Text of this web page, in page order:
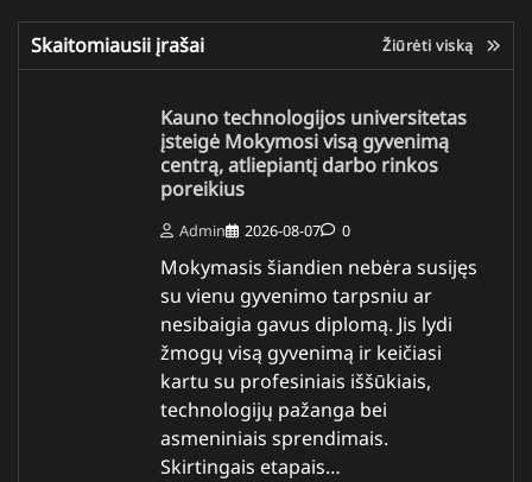
Skaitomiausii įrašai Žiūrėti viską
Kauno technologijos universitetas
įsteigė Mokymosi visą gyvenimą
centrą, atliepiantį darbo rinkos
poreikius
Admin 2026-08-07 0
Mokymasis šiandien nebėra susijęs
su vienu gyvenimo tarpsniu ar
nesibaigia gavus diplomą. Jis lydi
žmogų visą gyvenimą ir keičiasi
kartu su profesiniais iššūkiais,
technologijų pažanga bei
asmeniniais sprendimais.
Skirtingais etapais…